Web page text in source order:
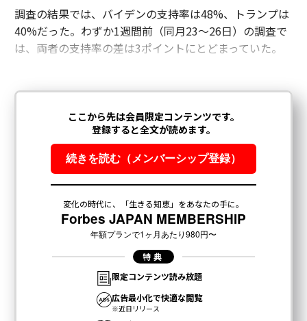
調査の結果では、バイデンの支持率は48%、トランプは
40%だった。わずか1週間前（同月23～26日）の調査で
は、両者の支持率の差は3ポイントにとどまっていた。